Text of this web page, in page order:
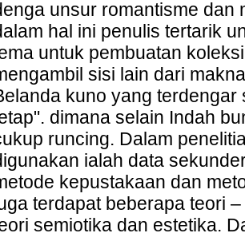
unsur romantisme dan
hal ini penulis tertarik
untuk pembuatan
sisi lain dari
kuno yang
dimana selain Indah
runcing. Dalam
ialah data
kepustakaan dan
terdapat beberapa teori
semiotika dan estetika.